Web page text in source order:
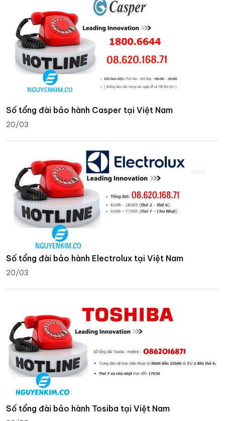
Số tổng đài bảo hành Casper tại Việt Nam
20/03
Số tổng đài bảo hành Electrolux tại Việt Nam
20/03
Số tổng đài bảo hành Tosiba tại Việt Nam